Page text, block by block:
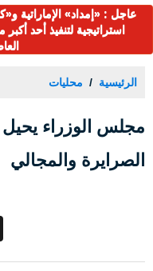
عاجل : «إمداد» الإماراتية
استراتيجية لتنفيذ أحد
الرئيسية محليات
مجلس الوزراء
الصرايرة والمجالي